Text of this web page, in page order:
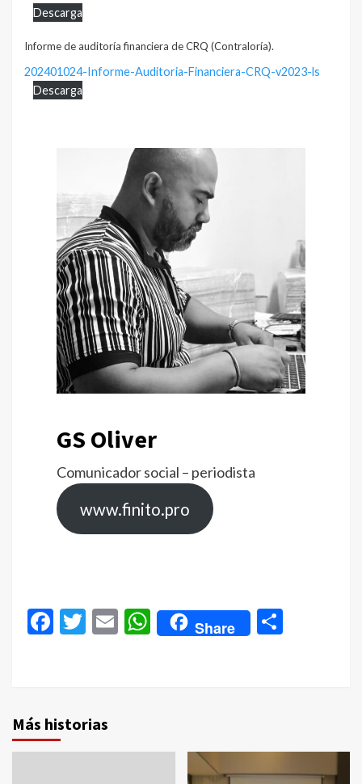
Descarga
Informe de auditoría financiera de CRQ (Contraloría).
202401024-Informe-Auditoria-Financiera-CRQ-v2023-ls
Descarga
GS Oliver
Comunicador social – periodista
www.finito.pro
Facebook
Twitter
EmailWhatsApp
Share
Más historias